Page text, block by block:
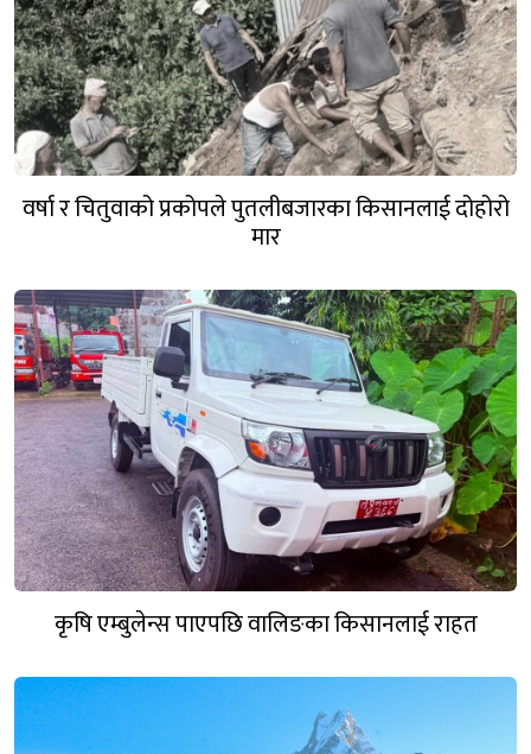
वर्षा र चितुवाको प्रकोपले पुतलीबजारका किसानलाई दोहोरो
मार
कृषि एम्बुलेन्स पाएपछि वालिङका किसानलाई राहत